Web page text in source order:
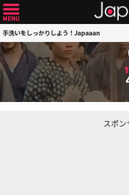
手洗いをしっかりしよう！Japaaan
スポ